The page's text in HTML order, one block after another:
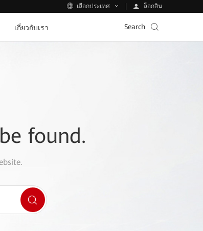
เลือกประเทศ ล็อกอิน
เกี่ยวกับเรา Search
found.